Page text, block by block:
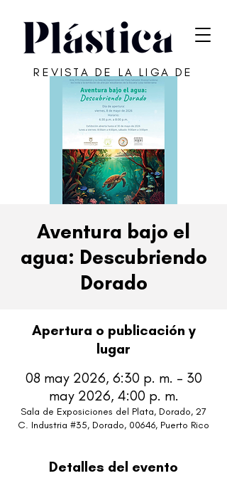
REVISTA DE LA LIGA DE
ARTE DE SAN JUAN
Aventura bajo el
agua: Descubriendo
Dorado
Apertura o publicación y
lugar
08 may 2026, 6:30 p. m. – 30
may 2026, 4:00 p. m.
Sala de Exposiciones del Plata, Dorado, 27
C. Industria #35, Dorado, 00646, Puerto Rico
Detalles del evento